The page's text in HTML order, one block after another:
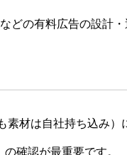
どの有料広告の設計
材は自社持ち込み）
確認が最重要です。